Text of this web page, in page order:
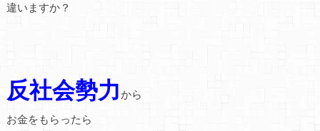
違いますか？
反社会勢力から
お金をもらったら